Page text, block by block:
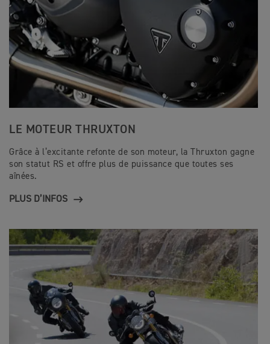
LE MOTEUR THRUXTON
Grâce à l’excitante refonte de son moteur, la Thruxton gagne
son statut RS et offre plus de puissance que toutes ses
aînées.
PLUS D’INFOS